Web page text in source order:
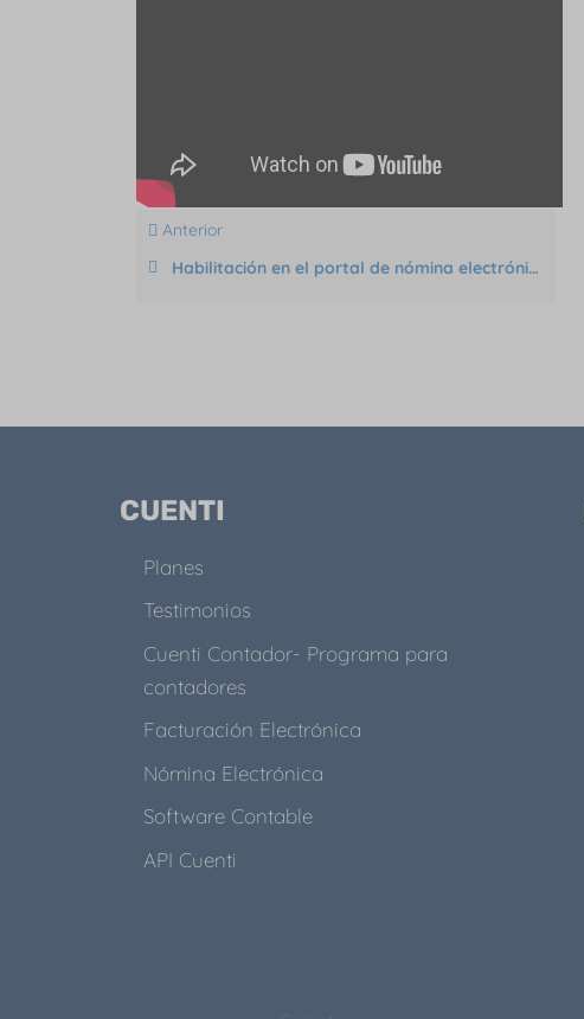
Anterior
Habilitación en el portal de nómina electrónica
CUENTI
Planes
Testimonios
Cuenti Contador- Programa para
contadores
Facturación Electrónica
Nómina Electrónica
Software Contable
API Cuenti